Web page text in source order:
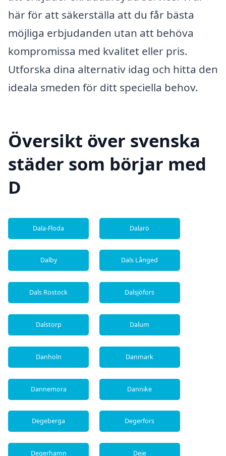
här för att säkerställa att du får bästa
möjliga erbjudanden utan att behöva
kompromissa med kvalitet eller pris.
Utforska dina alternativ idag och hitta den
ideala smeden för ditt speciella behov.
Översikt över svenska
städer som börjar med
D
Dala-Floda Dalarö
Dalby Dals Långed
Dals Rostock Dalsjöfors
Dalstorp Dalum
Danholn Danmark
Dannemora Dannike
Degeberga Degerfors
Degerhamn Deje